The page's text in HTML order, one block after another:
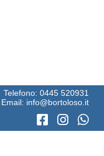
Telefono: 0445 520931
Email: info@bortoloso.it